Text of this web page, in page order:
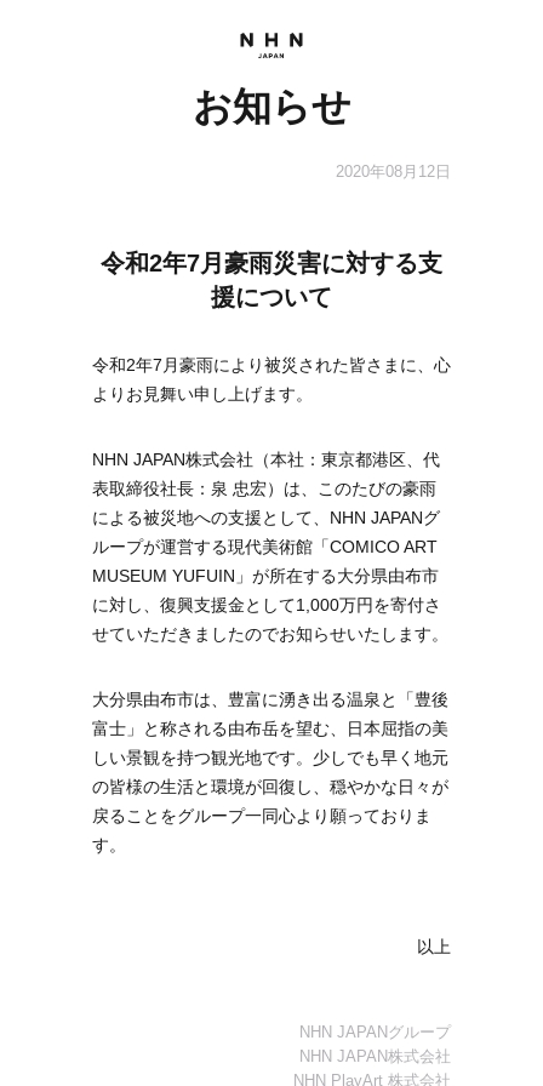
お知らせ
2020年08月12日
令和2年7月豪雨災害に対する支
援について
令和2年7月豪雨により被災された皆さまに、心
よりお見舞い申し上げます。
NHN JAPAN株式会社（本社：東京都港区、代
表取締役社長：泉 忠宏）は、このたびの豪雨
による被災地への支援として、NHN JAPANグ
ループが運営する現代美術館「COMICO ART
MUSEUM YUFUIN」が所在する大分県由布市
に対し、復興支援金として1,000万円を寄付さ
せていただきましたのでお知らせいたします。
大分県由布市は、豊富に湧き出る温泉と「豊後
富士」と称される由布岳を望む、日本屈指の美
しい景観を持つ観光地です。少しでも早く地元
の皆様の生活と環境が回復し、穏やかな日々が
戻ることをグループ一同心より願っておりま
す。
以上
NHN JAPANグループ
NHN JAPAN株式会社
NHN PlayArt 株式会社